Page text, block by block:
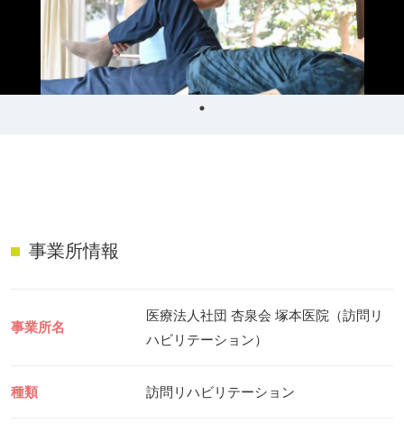
リハビリ・介護
予防
病気・感染症
ケアポケとは
介護事業所検索 サイトマップ
掲載をご希望の方
事業所情報
事業所名
医療法人社団 杏泉会 塚本医院（訪問リ
ハビリテーション）
種類 訪問リハビリテーション